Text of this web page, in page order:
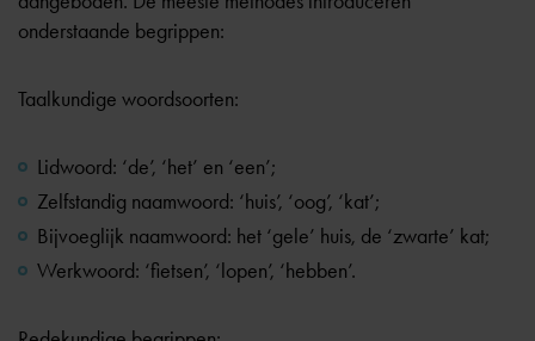
onderstaande begrippen:
Taalkundige woordsoorten:
Lidwoord: ‘de’, ‘het’ en ‘een’;
Zelfstandig naamwoord: ‘huis’, ‘oog’, ‘kat’;
Bijvoeglijk naamwoord: het ‘gele’ huis, de ‘zwarte’ kat;
Werkwoord: ‘fietsen’, ‘lopen’, ‘hebben’.